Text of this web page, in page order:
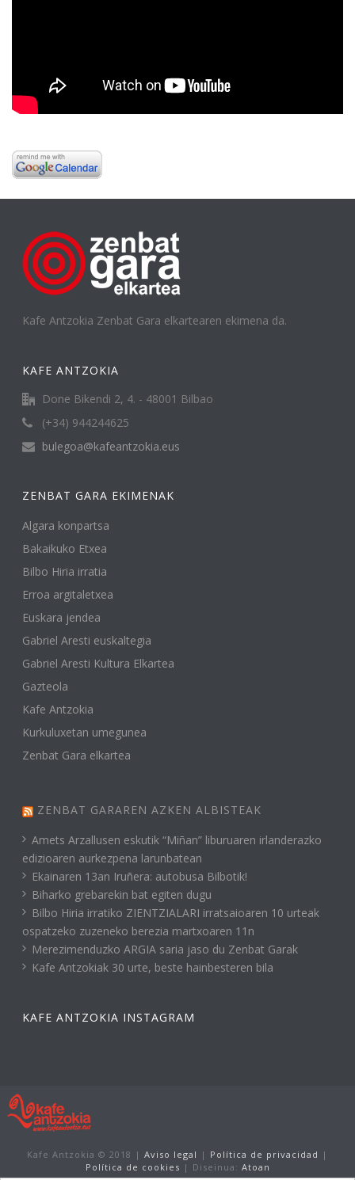
Kafe Antzokia Zenbat Gara elkartearen ekimena da.
KAFE ANTZOKIA
Done Bikendi 2, 4. - 48001 Bilbao
(+34) 944244625
bulegoa@kafeantzokia.eus
ZENBAT GARA EKIMENAK
Algara konpartsa
Bakaikuko Etxea
Bilbo Hiria irratia
Erroa argitaletxea
Euskara jendea
Gabriel Aresti euskaltegia
Gabriel Aresti Kultura Elkartea
Gazteola
Kafe Antzokia
Kurkuluxetan umegunea
Zenbat Gara elkartea
ZENBAT GARAREN AZKEN ALBISTEAK
Amets Arzallusen eskutik “Miñan” liburuaren irlanderazko
edizioaren aurkezpena larunbatean
Ekainaren 13an Iruñera: autobusa Bilbotik!
Biharko grebarekin bat egiten dugu
Bilbo Hiria irratiko ZIENTZIALARI irratsaioaren 10 urteak
ospatzeko zuzeneko berezia martxoaren 11n
Merezimenduzko ARGIA saria jaso du Zenbat Garak
Kafe Antzokiak 30 urte, beste hainbesteren bila
KAFE ANTZOKIA INSTAGRAM
Kafe Antzokia © 2018 | Aviso legal | Política de privacidad |
Política de cookies | Diseinua: Atoan